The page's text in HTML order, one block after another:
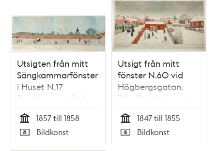
Utsigten från mitt
Sängkammarfönster
i Huset N.17
Renstjernasgränd
Tid
1857 till 1858
Typ
Bildkonst
Utsigt från mitt
fönster N.60 vid
Högbergsgatan.
D.L. (Doktor Levin).
Eric. Undertecknad.
Gerber. Kniberg.
Calle och Lotta
Kniberg. Löjtnant
Tid
1847 till 1855
Typ
Bildkonst